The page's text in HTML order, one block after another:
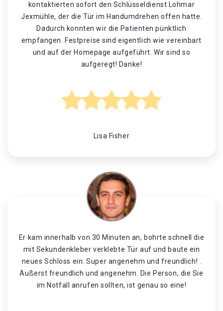
kontaktierten sofort den Schlüsseldienst Lohmar
Jexmühle, der die Tür im Handumdrehen offen hatte.
Dadurch konnten wir die Patienten pünktlich
empfangen. Festpreise sind eigentlich wie vereinbart
und auf der Homepage aufgeführt. Wir sind so
aufgeregt! Danke!
Lisa Fisher
Er kam innerhalb von 30 Minuten an, bohrte schnell die
mit Sekundenkleber verklebte Tür auf und baute ein
neues Schloss ein. Super angenehm und freundlich! .
Äußerst freundlich und angenehm. Die Person, die Sie
im Notfall anrufen sollten, ist genau so eine!